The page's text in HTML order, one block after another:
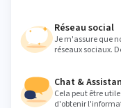
Mercredi
Vendredi
Samedi